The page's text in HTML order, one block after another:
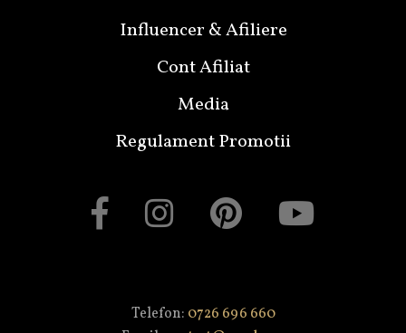
Influencer & Afiliere
Cont Afiliat
Media
Regulament Promotii
Telefon: 0726 696 660